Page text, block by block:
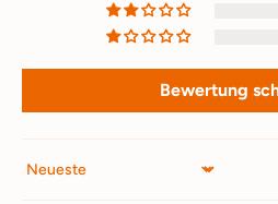
Bewertung
Sort by